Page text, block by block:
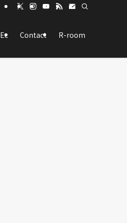
Ec Contact R-room